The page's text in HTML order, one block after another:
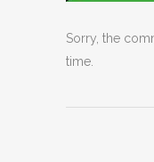
Sorry, the
time.